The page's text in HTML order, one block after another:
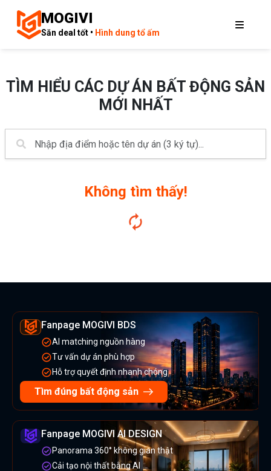
MOGIVI
Săn deal tốt • Hình dung tổ ấm
TÌM HIỂU CÁC DỰ ÁN BẤT ĐỘNG SẢN
MỚI NHẤT
Không tìm thấy!
Fanpage MOGIVI BDS
AI matching nguồn hàng
Tư vấn dự án phù hợp
Hỗ trợ quyết định nhanh chóng
Tìm đúng bất động sản
Fanpage MOGIVI AI DESIGN
Panorama 360° không gian thật
Cải tạo nội thất bằng AI